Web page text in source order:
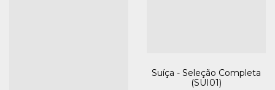
Suíça - Seleção Completa
(SUI01)